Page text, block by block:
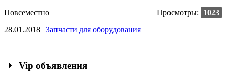
Повсеместно
Просмотры:
1023
28.01.2018 | Запчасти для оборудования
Vip объявления